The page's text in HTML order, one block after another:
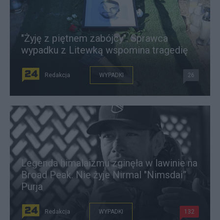
"Żyję z piętnem zabójcy". Sprawca
wypadku z Litewką wspomina tragedię
Redakcja WYPADKI 26
Legenda himalaizmu zginęła w lawinie na
Broad Peak. Nie żyje Nirmal "Nimsdai”
Purja
Redakcja WYPADKI 132